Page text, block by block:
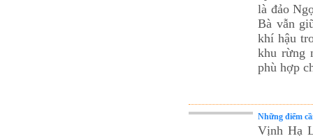
là đảo
Bà vẫn
khí hậu
khu rừng
phù hợp
Những điểm
Vịnh Hạ